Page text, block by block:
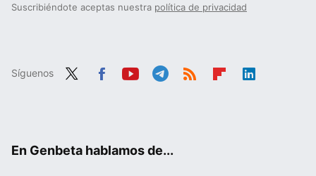
Suscribiéndote aceptas nuestra política de privacidad
Síguenos
En Genbeta hablamos de...